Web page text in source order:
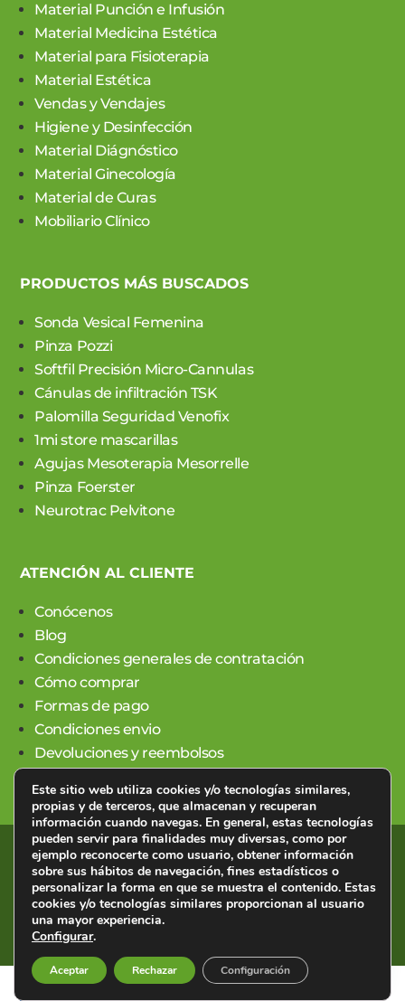
Material Punción e Infusión
Material Medicina Estética
Material para Fisioterapia
Material Estética
Vendas y Vendajes
Higiene y Desinfección
Material Diágnóstico
Material Ginecología
Material de Curas
Mobiliario Clínico
PRODUCTOS MÁS BUSCADOS
Sonda Vesical Femenina
Pinza Pozzi
Softfil Precisión Micro-Cannulas
Cánulas de infiltración TSK
Palomilla Seguridad Venofix
1mi store mascarillas
Agujas Mesoterapia Mesorrelle
Pinza Foerster
Neurotrac Pelvitone
ATENCIÓN AL CLIENTE
Conócenos
Blog
Condiciones generales de contratación
Cómo comprar
Formas de pago
Condiciones envio
Devoluciones y reembolsos
©2023 Dismedic Levante · Material Médico Online · Todos
los derechos reservados. ·Privacidad, aviso legal y cookies
Accesibilidad.
Este sitio web utiliza cookies y/o tecnologías similares,
propias y de terceros, que almacenan y recuperan
información cuando navegas. En general, estas tecnologías
pueden servir para finalidades muy diversas, como por
ejemplo reconocerte como usuario, obtener información
sobre sus hábitos de navegación, fines estadísticos o
personalizar la forma en que se muestra el contenido. Estas
cookies y/o tecnologías similares proporcionan al usuario
una mayor experiencia.
Configurar.
Aceptar Rechazar Configuración